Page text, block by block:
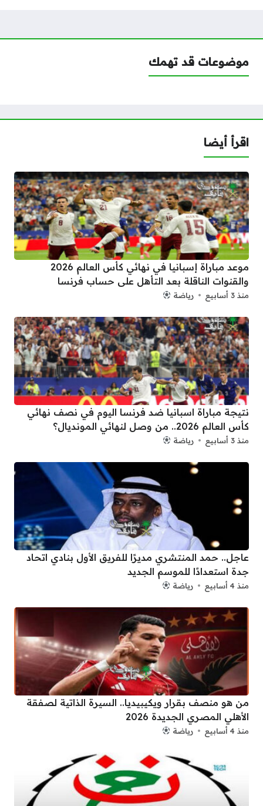
موضوعات قد تهمك
اقرأ أيضا
موعد مباراة إسبانيا في نهائي كأس العالم 2026
والقنوات الناقلة بعد التأهل على حساب فرنسا
منذ 3 أسابيع رياضة
نتيجة مباراة اسبانيا ضد فرنسا اليوم في نصف نهائي
كأس العالم 2026.. من وصل لنهائي المونديال؟
منذ 3 أسابيع رياضة
عاجل.. حمد المنتشري مديرًا للفريق الأول بنادي اتحاد
جدة استعدادًا للموسم الجديد
منذ 4 أسابيع رياضة
من هو منصف بقرار ويكيبيديا.. السيرة الذاتية لصفقة
الأهلي المصري الجديدة 2026
منذ 4 أسابيع رياضة